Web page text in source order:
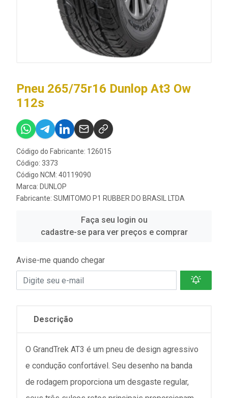
Pneu 265/75r16 Dunlop At3 Ow
112s
Código do Fabricante: 126015
Código: 3373
Código NCM: 40119090
Marca: DUNLOP
Fabricante: SUMITOMO P1 RUBBER DO BRASIL LTDA
Faça seu login ou
cadastre-se para ver preços e comprar
Avise-me quando chegar
Descrição
O GrandTrek AT3 é um pneu de design agressivo
e condução confortável. Seu desenho na banda
de rodagem proporciona um desgaste regular,